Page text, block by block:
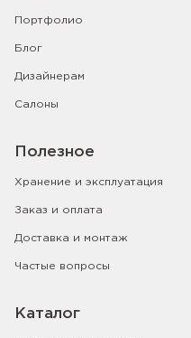
Портфолио
Блог
Дизайнерам
Салоны
Полезное
Хранение и эксплуатация
Заказ и оплата
Доставка и монтаж
Частые вопросы
Каталог